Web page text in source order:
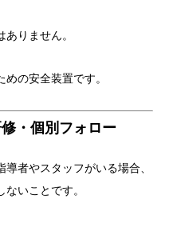
りません。
の安全装置です。
・個別フォロー
者やスタッフがいる場合、
いことです。